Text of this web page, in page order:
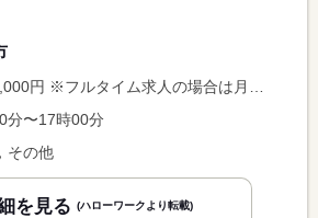
人の場合は月額（換算額）、パート求人の場合は時間額を表示しています。
分〜17時00分
その他
を見る (ハローワークより転載)